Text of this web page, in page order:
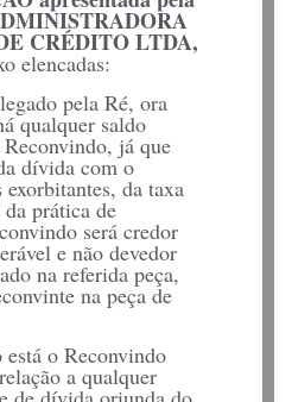
CRÉDITO LTDA,
elencadas:
pela Ré, ora
qualquer saldo
já que
dívida com o
da taxa
prática de
será credor
e não devedor
na referida peça,
na peça de
o Reconvindo
a qualquer